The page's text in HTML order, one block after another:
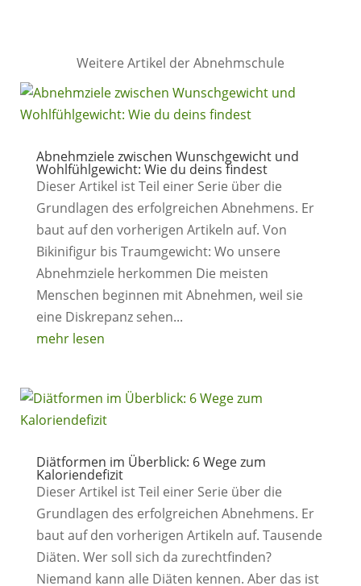
Weitere Artikel der Abnehmschule
Abnehmziele zwischen Wunschgewicht und
Wohlfühlgewicht: Wie du deins findest
Dieser Artikel ist Teil einer Serie über die
Grundlagen des erfolgreichen Abnehmens. Er
baut auf den vorherigen Artikeln auf. Von
Bikinifigur bis Traumgewicht: Wo unsere
Abnehmziele herkommen Die meisten
Menschen beginnen mit Abnehmen, weil sie
eine Diskrepanz sehen...
mehr lesen
Diätformen im Überblick: 6 Wege zum
Kaloriendefizit
Dieser Artikel ist Teil einer Serie über die
Grundlagen des erfolgreichen Abnehmens. Er
baut auf den vorherigen Artikeln auf. Tausende
Diäten. Wer soll sich da zurechtfinden?
Niemand kann alle Diäten kennen. Aber das ist